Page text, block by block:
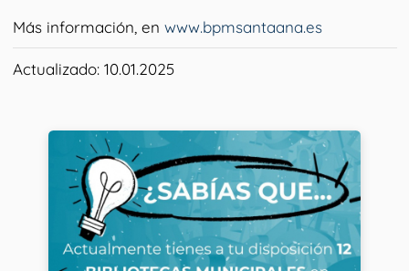
Más información, en www.bpmsantaana.es
Actualizado: 10.01.2025